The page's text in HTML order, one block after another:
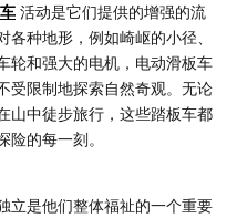
活动是它们提供的增强的流
种地形，例如崎岖的小径、
轮和强大的电机，电动滑板车
受限制地探索自然奇观。无论
山中徒步旅行，这些踏板车都
的每一刻。
立是他们整体福祉的一个重要